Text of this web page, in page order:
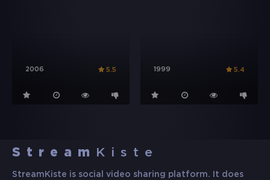
2006 5.5 1999 5.4
Stream Kiste
StreamKiste is social video sharing platform. It does